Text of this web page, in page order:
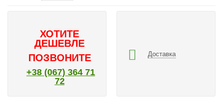
ХОТИТЕ
ДЕШЕВЛЕ
ПОЗВОНИТЕ
+38 (067) 364 71
72
Доставка